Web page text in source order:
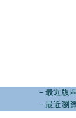
－最近版
－最近瀏